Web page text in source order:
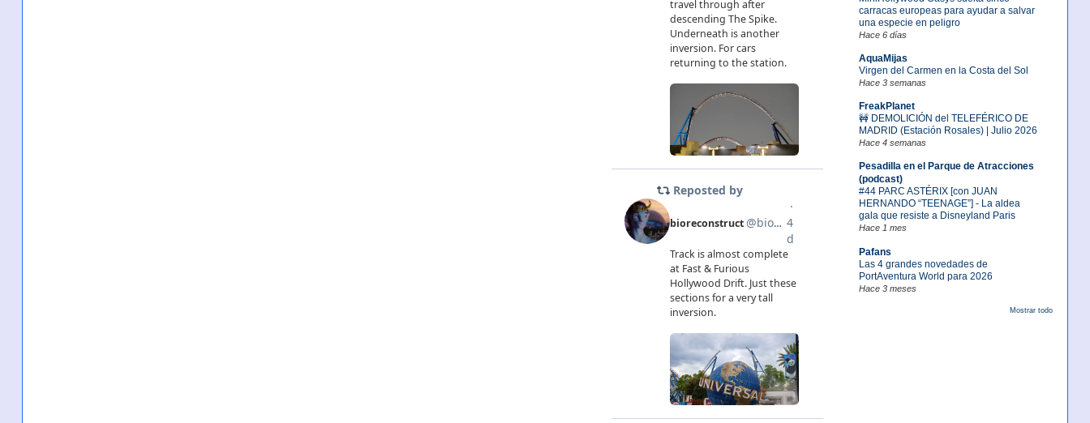
carracas europeas para ayudar a salvar
una especie en peligro
Hace 6 días
AquaMijas
Virgen del Carmen en la Costa del Sol
Hace 3 semanas
FreakPlanet
🚧 DEMOLICIÓN del TELEFÉRICO DE
MADRID (Estación Rosales) | Julio 2026
Hace 4 semanas
Pesadilla en el Parque de Atracciones
(podcast)
#44 PARC ASTÉRIX [con JUAN
HERNANDO “TEENAGE”] - La aldea
gala que resiste a Disneyland Paris
Hace 1 mes
Pafans
Las 4 grandes novedades de
PortAventura World para 2026
Hace 3 meses
Mostrar todo